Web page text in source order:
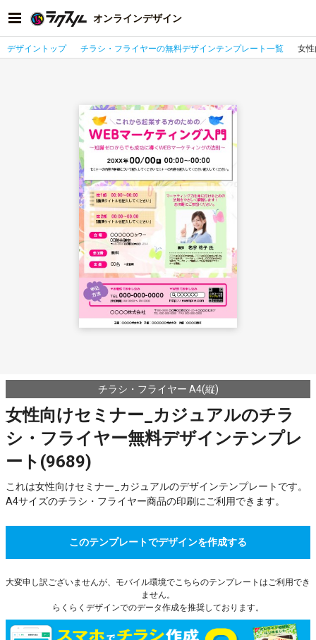
オンラインデザイン
デザイントップ チラシ・フライヤーの無料デザインテンプレート一覧 女
チラシ・フライヤー A4(縦)
女性向けセミナー_カジュアルのチラ
シ・フライヤー無料デザインテンプレ
ート(9689)
これは女性向けセミナー_カジュアルのデザインテンプレートです。
A4サイズのチラシ・フライヤー商品の印刷にご利用できます。
このテンプレートでデザインを作成する
大変申し訳ございませんが、モバイル環境でこちらのテンプレートはご利用でき
ません。
らくらくデザインでのデータ作成を推奨しております。